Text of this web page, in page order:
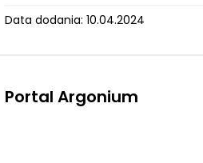
Data dodania: 10.04.2024
Portal Argonium